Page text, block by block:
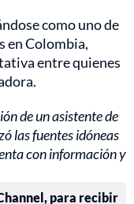
como uno de
en Colombia,
entre quienes
de un asistente de
las fuentes idóneas
con información y
para recibir